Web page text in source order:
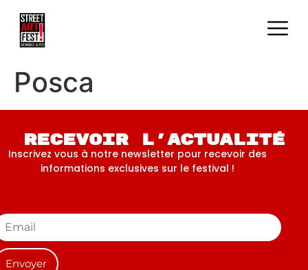
Posca
Recevoir l'actualité
Inscrivez vous à notre newsletter pour recevoir des
informations exclusives sur le festival !